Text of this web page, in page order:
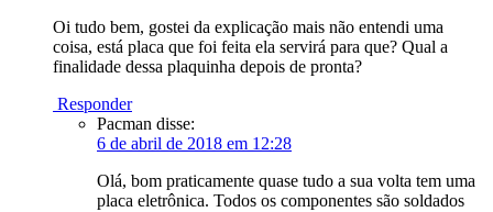
Oi tudo bem, gostei da explicação mais não entendi uma
coisa, está placa que foi feita ela servirá para que? Qual a
finalidade dessa plaquinha depois de pronta?
Responder
Pacman disse:
6 de abril de 2018 em 12:28
Olá, bom praticamente quase tudo a sua volta tem uma
placa eletrônica. Todos os componentes são soldados